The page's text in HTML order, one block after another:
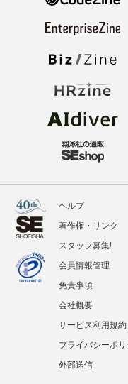
ヘルプ
著作権・リンク
スタッフ募集!
会員情報管理
免責事項
会社概要
サービス利用規約
プライバシーポ
外部送信